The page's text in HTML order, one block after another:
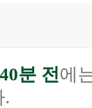
분 전에
.